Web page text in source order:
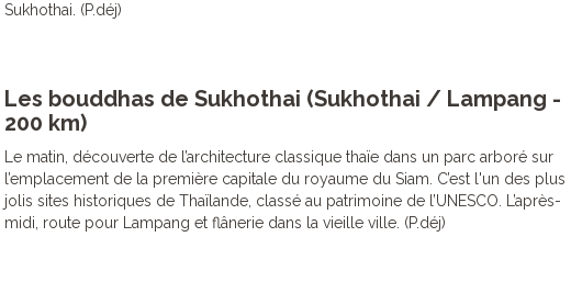
Sukhothai. (P.déj)
Les bouddhas de Sukhothai (Sukhothai / Lampang -
200 km)
Le matin, découverte de l’architecture classique thaïe dans un parc arboré sur
l’emplacement de la première capitale du royaume du Siam. C’est l'un des plus
jolis sites historiques de Thaïlande, classé au patrimoine de l’UNESCO. L’après-
midi, route pour Lampang et flânerie dans la vieille ville. (P.déj)